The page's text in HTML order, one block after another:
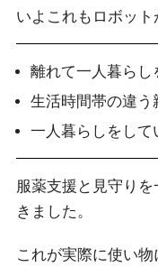
いよこれもロボット
離れて一人暮らし
生活時間帯の違う
一人暮らしをして
服薬支援と見守り
きました。
これが実際に使い